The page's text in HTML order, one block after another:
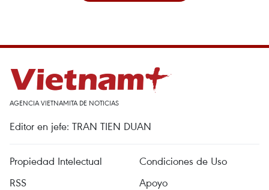
AGENCIA VIETNAMITA DE NOTICIAS
Editor en jefe: TRAN TIEN DUAN
Propiedad Intelectual
Condiciones de Uso
RSS
Apoyo